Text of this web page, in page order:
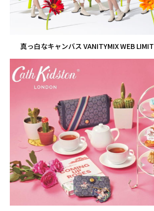
真っ白なキャンバス VANITYMIX WEB